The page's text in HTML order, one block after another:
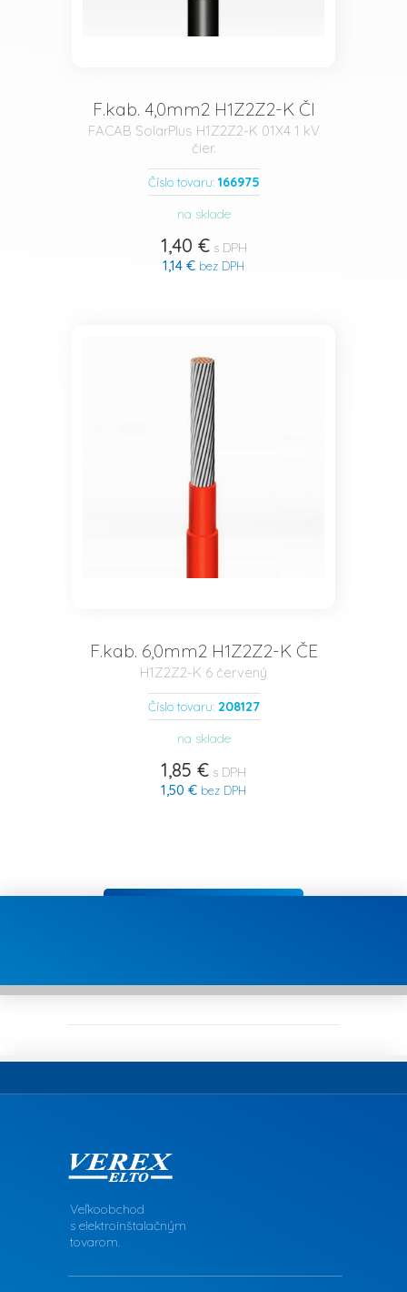
F.kab. 4,0mm2 H1Z2Z2-K ČI
FACAB SolarPlus H1Z2Z2-K 01X4 1 kV
čier.
Číslo tovaru: 166975
na sklade
1,40 €s DPH
1,14 € bez DPH
F.kab. 6,0mm2 H1Z2Z2-K ČE
H1Z2Z2-K 6 červený
Číslo tovaru: 208127
na sklade
1,85 € s DPH
1,50 € bez DPH
Veľkoobchod
s elektroinštalačným
tovarom.